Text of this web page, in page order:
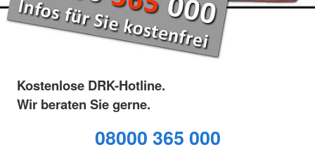
Kostenlose DRK-Hotline.
Wir beraten Sie gerne.
08000 365 000